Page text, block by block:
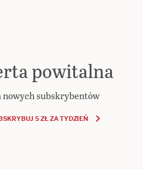
powitalna
nowych subskrybentów
5 ZŁ ZA TYDZIEŃ